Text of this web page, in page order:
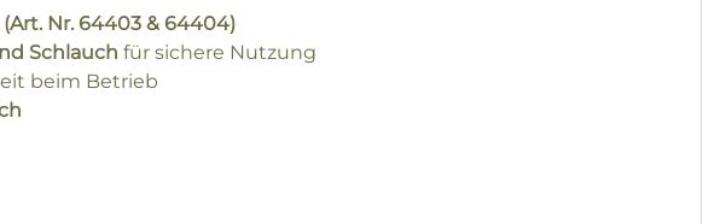
Nr. 64403 & 64404)
Schlauch für sichere Nutzung
beim Betrieb